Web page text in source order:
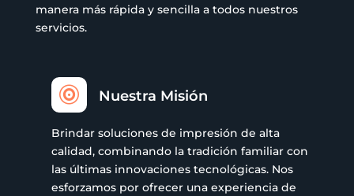
manera más rápida y sencilla a todos nuestros
servicios.
 Nuestra Misión
Brindar soluciones de impresión de alta
calidad, combinando la tradición familiar con
las últimas innovaciones tecnológicas. Nos
esforzamos por ofrecer una experiencia de